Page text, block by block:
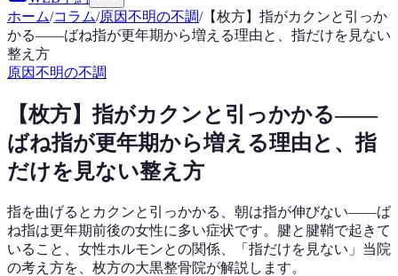
ホーム/コラム/原因不明の不調/【枚方】指がカクンと引っか
かる——ばね指が更年期から増える理由と、指だけを見ない
整え方
原因不明の不調
【枚方】指がカクンと引っかかる——
ばね指が更年期から増える理由と、指
だけを見ない整え方
指を曲げるとカクンと引っかかる、朝は指が伸びない——ば
ね指は更年期前後の女性に多い症状です。腱と腱鞘で起きて
いること、女性ホルモンとの関係、「指だけを見ない」当院
の考え方を、枚方の大黒整骨院が解説します。